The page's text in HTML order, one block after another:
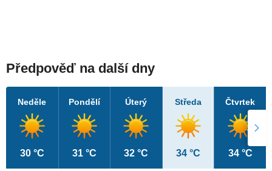
Předpověď na další dny
Neděle
30 °C
Pondělí
31 °C
Úterý
32 °C
Středa
34 °C
Čtvrtek
34 °C